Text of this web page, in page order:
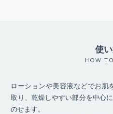
使
HOW
ローションや美容液などでお
取り、乾燥しやすい部分を中心
のせます。